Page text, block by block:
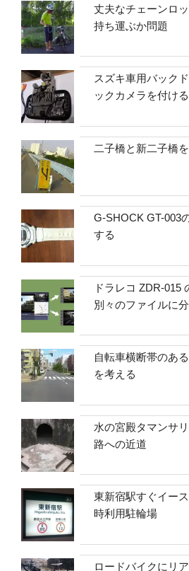
丈夫なチェーンロ
持ち運ぶか問題
スズキ車用バック
ックカメラを付ける
二子橋と新二子橋
G-SHOCK GT-003
する
ドラレコ ZDR-015
別々のファイルに
自転車横断帯のあ
を考える
水の宮殿タマンサ
路への近道
東新宿駅すぐイー
時利用駐輪場
ロードバイクにリ